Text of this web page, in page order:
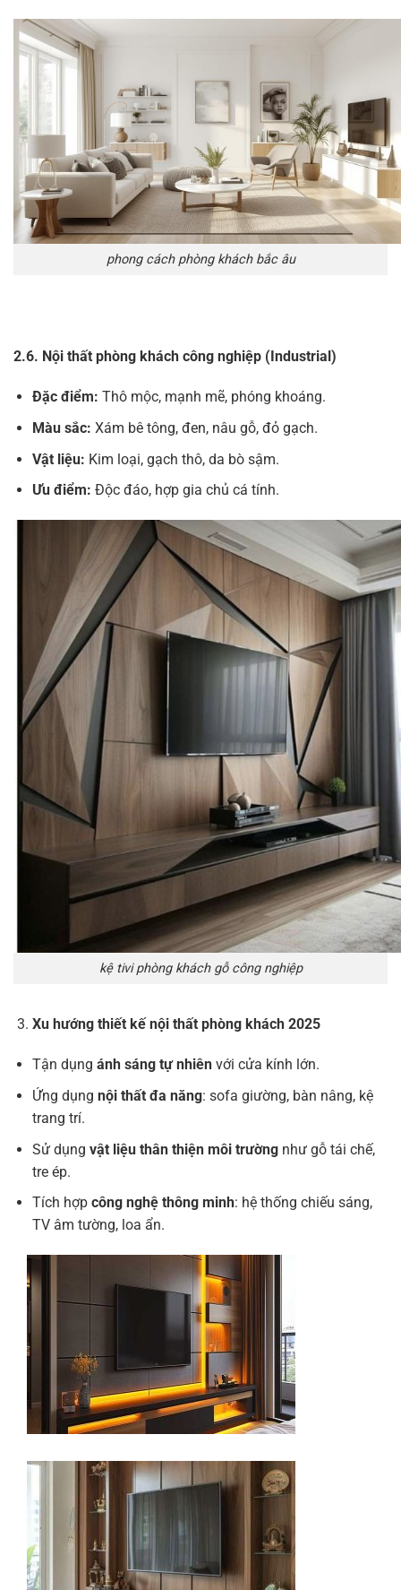
phong cách phòng khách bắc âu
2.6. Nội thất phòng khách công nghiệp (Industrial)
Đặc điểm: Thô mộc, mạnh mẽ, phóng khoáng.
Màu sắc: Xám bê tông, đen, nâu gỗ, đỏ gạch.
Vật liệu: Kim loại, gạch thô, da bò sậm.
Ưu điểm: Độc đáo, hợp gia chủ cá tính.
kệ tivi phòng khách gỗ công nghiệp
Xu hướng thiết kế nội thất phòng khách 2025
Tận dụng ánh sáng tự nhiênvới cửa kính lớn.
Ứng dụng nội thất đa năng: sofa giường, bàn nâng, kệ
trang trí.
Sử dụng vật liệu thân thiện môi trườngnhư gỗ tái chế,
tre ép.
Tích hợp công nghệ thông minh: hệ thống chiếu sáng,
TV âm tường, loa ẩn.